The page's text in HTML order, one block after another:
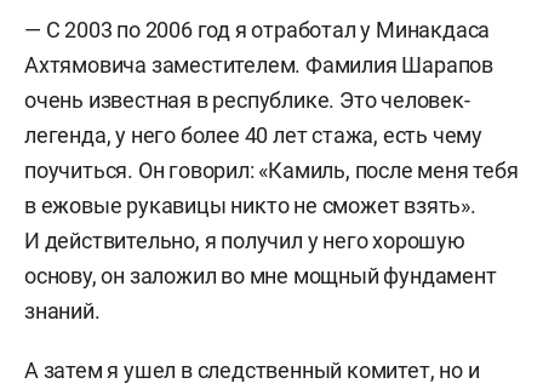
— С 2003 по 2006 год я отработал у Минакдаса
Ахтямовича заместителем. Фамилия Шарапов
очень известная в республике. Это человек-
легенда, у него более 40 лет стажа, есть чему
поучиться. Он говорил: «Камиль, после меня тебя
в ежовые рукавицы никто не сможет взять».
И действительно, я получил у него хорошую
основу, он заложил во мне мощный фундамент
знаний.
А затем я ушел в следственный комитет, но и